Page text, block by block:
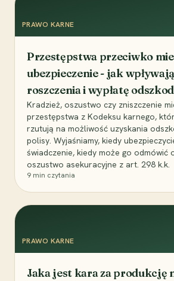
PRAWO KARNE
Przestępstwa przeciwko
ubezpieczenie - jak
roszczenia i wypłatę
Kradzież, oszustwo czy zniszczenie
przestępstwa z Kodeksu karnego,
rzutują na możliwość uzyskania
polisy. Wyjaśniamy, kiedy
świadczenie, kiedy może go odmówić
oszustwo asekuracyjne z art. 298 k.k.
9 min czytania
PRAWO KARNE
Jaka jest kara za produkcję